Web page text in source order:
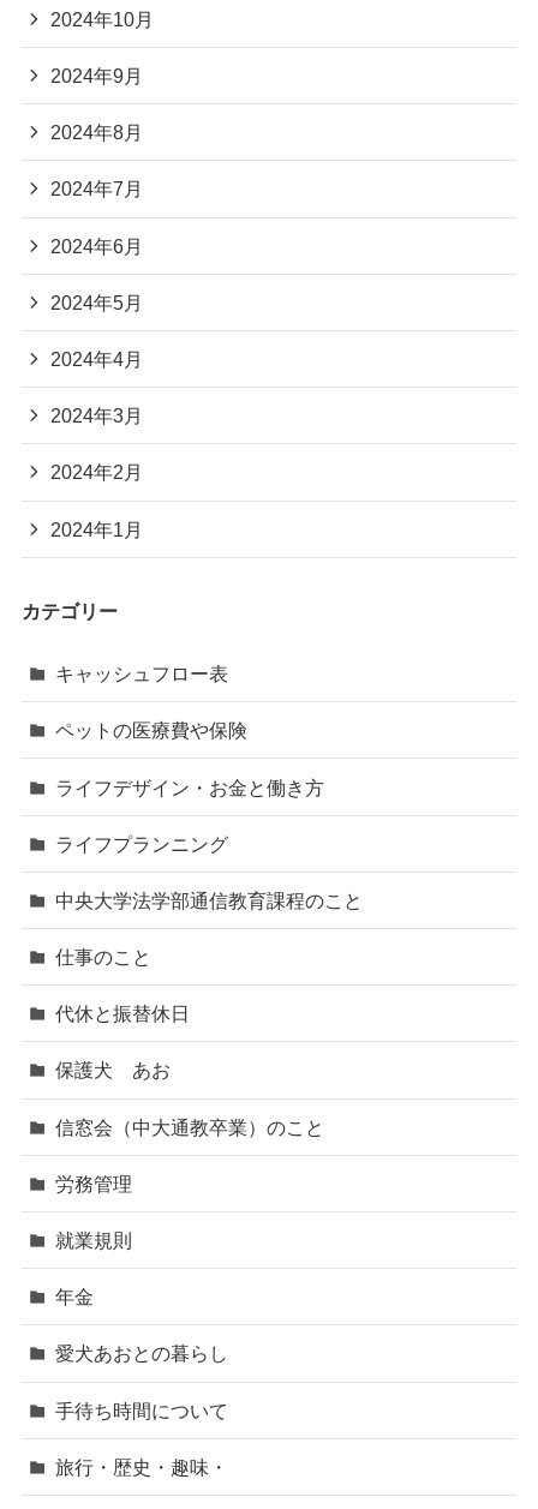
2024年10月
2024年9月
2024年8月
2024年7月
2024年6月
2024年5月
2024年4月
2024年3月
2024年2月
2024年1月
カテゴリー
キャッシュフロー表
ペットの医療費や保険
ライフデザイン・お金と働き方
ライフプランニング
中央大学法学部通信教育課程のこと
仕事のこと
代休と振替休日
保護犬 あお
信窓会（中大通教卒業）のこと
労務管理
就業規則
年金
愛犬あおとの暮らし
手待ち時間について
旅行・歴史・趣味・